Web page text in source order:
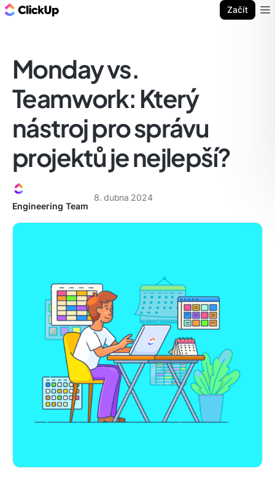
Začít
Monday vs.
Teamwork: Který
nástroj pro správu
projektů je nejlepší?
Engineering Team
8. dubna 2024